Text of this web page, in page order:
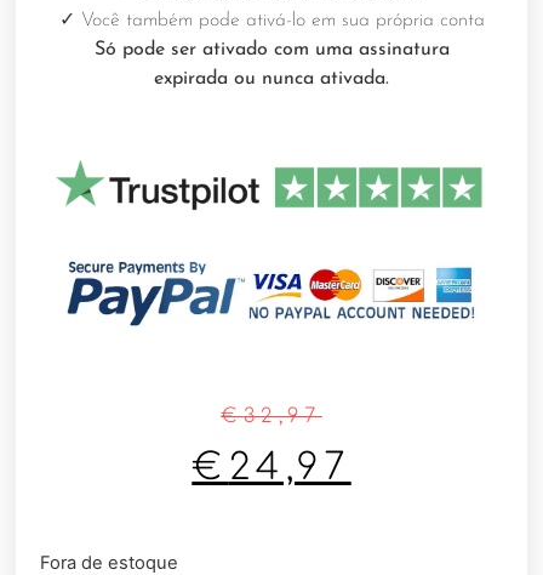
✓ Você também pode ativá-lo em sua própria conta
Só pode ser ativado com uma assinatura
expirada ou nunca ativada.
€32,97
€ 24,97
Fora de estoque